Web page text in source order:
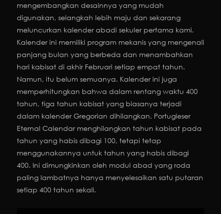
mengembangkan desainnya yang mudah
digunakan, selangkah lebih maju dan sekarang
meluncurkan kalender abadi sekuler pertama kami.
Kalender ini memiliki program mekanis yang mengenali
panjang bulan yang berbeda dan menambahkan
hari kabisat di akhir Februari setiap empat tahun.
Namun, itu belum semuanya. Kalender ini juga
memperhitungkan bahwa dalam rentang waktu 400
tahun, tiga tahun kabisat yang biasanya terjadi
dalam kalender Gregorian dihilangkan. Portugieser
Eternal Calendar menghilangkan tahun kabisat pada
tahun yang habis dibagi 100, tetapi tetap
menggunakannya untuk tahun yang habis dibagi
400. Ini dimungkinkan oleh modul abad yang roda
paling lambatnya hanya menyelesaikan satu putaran
setiap 400 tahun sekali.